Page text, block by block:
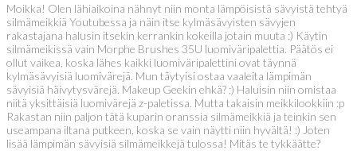
Moikka! Olen lähiaikoina nähnyt niin monta lämpöisistä sävyistä tehtyä
silmämeikkiä Youtubessa ja näin itse kylmäsävyisten sävyjen
rakastajana halusin itsekin kerrankin kokeilla jotain muuta :) Käytin
silmämeikissä vain Morphe Brushes 35U luomiväripalettia. Päätös ei
ollut vaikea, koska lähes kaikki luomiväripalettini ovat täynnä
kylmäsävyisiä luomivärejä. Mun täytyisi ostaa vaaleita lämpimän
sävyisiä häivytysvärejä. Makeup Geekin ehkä? ;) Haluisin niin omistaa
niitä yksittäisiä luomivärejä z-paletissa. Mutta takaisin meikkilookkiin :p
Rakastan niin paljon tätä kuparin oranssia silmämeikkiä ja teinkin sen
useampana iltana putkeen, koska se vain näytti niin hyvältä! :) Joten
lisää lämpimän sävyisiä silmämeikkejä tulossa! Mitäs te tykkäätte?